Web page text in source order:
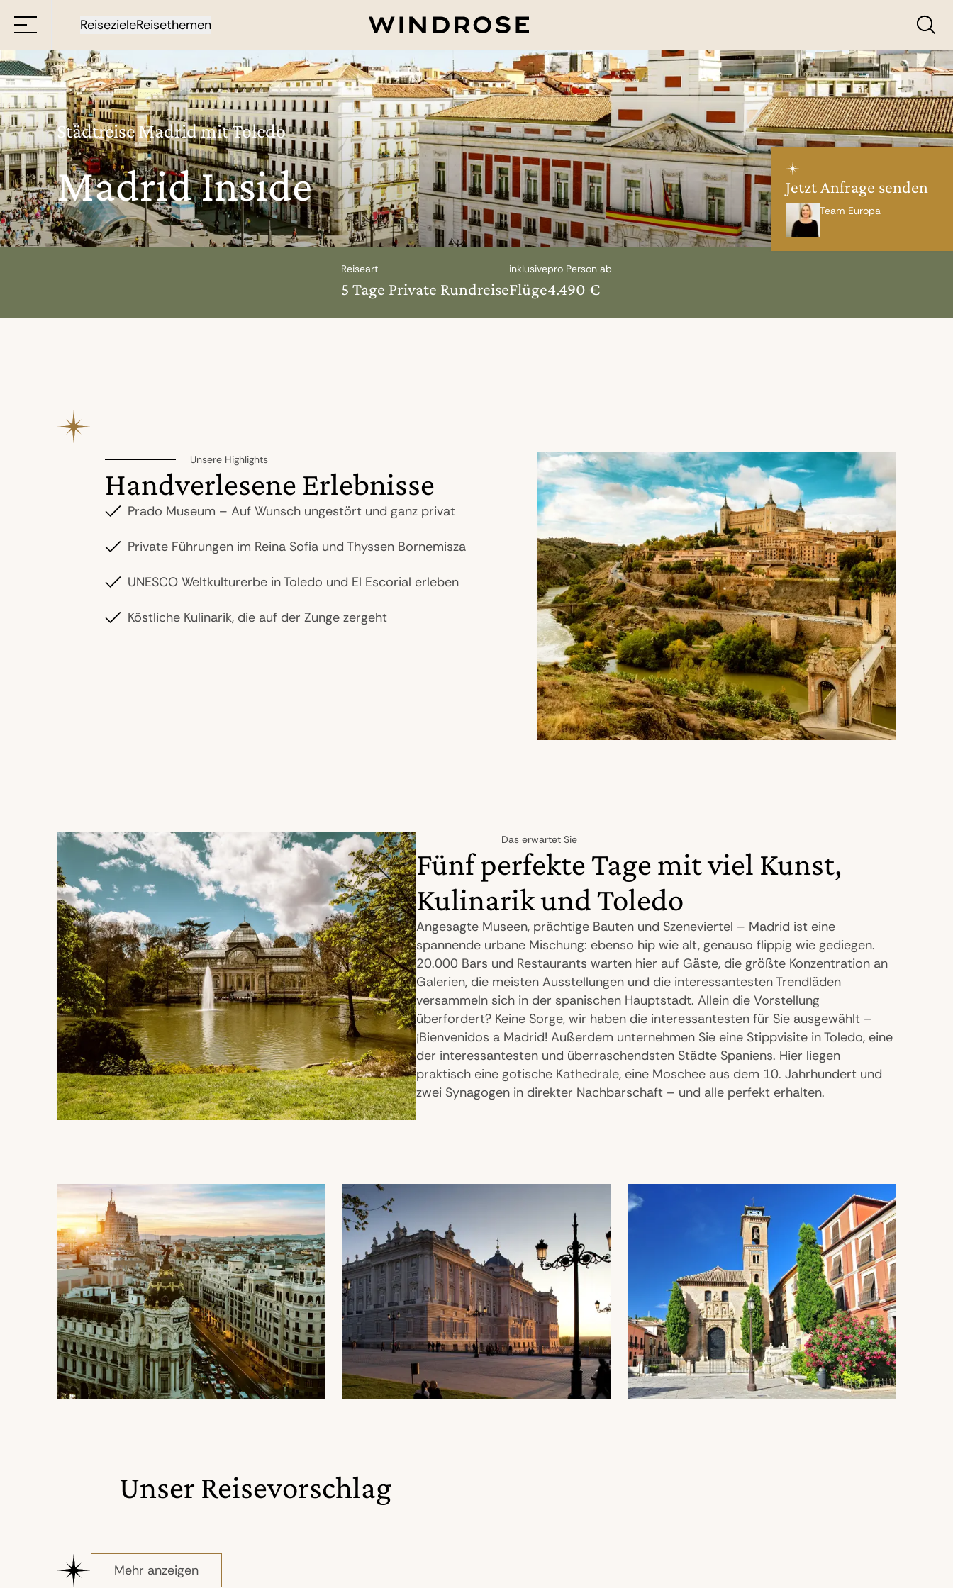
ReisezieleReisethemen
Jetzt Anfrage senden
Team Europa
Städtreise Madrid mit Toledo
Madrid Inside
Reiseart
5 Tage Private Rundreise
inklusive
Flüge
pro Person ab
4.490 €
Unsere Highlights
Handverlesene Erlebnisse
Prado Museum – Auf Wunsch ungestört und ganz privat
Private Führungen im Reina Sofia und Thyssen Bornemisza
UNESCO Weltkulturerbe in Toledo und El Escorial erleben
Köstliche Kulinarik, die auf der Zunge zergeht
Das erwartet Sie
Fünf perfekte Tage mit viel Kunst,
Kulinarik und Toledo
Angesagte Museen, prächtige Bauten und Szeneviertel – Madrid ist eine
spannende urbane Mischung: ebenso hip wie alt, genauso flippig wie gediegen.
20.000 Bars und Restaurants warten hier auf Gäste, die größte Konzentration an
Galerien, die meisten Ausstellungen und die interessantesten Trendläden
versammeln sich in der spanischen Hauptstadt. Allein die Vorstellung
überfordert? Keine Sorge, wir haben die interessantesten für Sie ausgewählt –
¡Bienvenidos a Madrid! Außerdem unternehmen Sie eine Stippvisite in Toledo, eine
der interessantesten und überraschendsten Städte Spaniens. Hier liegen
praktisch eine gotische Kathedrale, eine Moschee aus dem 10. Jahrhundert und
zwei Synagogen in direkter Nachbarschaft – und alle perfekt erhalten.
Unser Reisevorschlag
Mehr anzeigen